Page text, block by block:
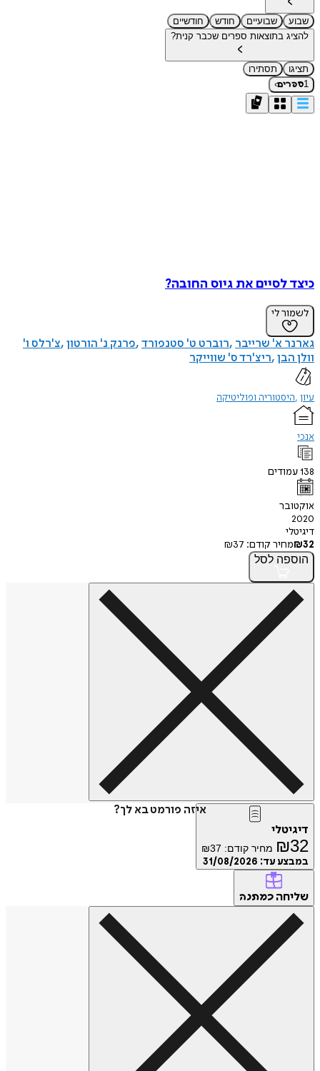
שבוע שבועיים חודש
חודשיים
להציג בתוצאות ספרים שכבר קנית?
תציגו
תסתירו
1ספרים›
כיצד לסיים את גיוס החובה?
לשמור לי
גארנר א' שרייבר רוברט ט' סטנפורד פרנק נ' הורטון צ'רלס ו'
וולן הבן ריצ'רד ס' שווייקר
עיון היסטוריה ופוליטיקה
אנכי
138עמודים
אוקטובר
2020
דיגיטלי
₪32 מחיר קודם: ₪37
הוספה לסל
איזה פורמט בא לך?
דיגיטלי
₪32 מחיר קודם: ₪37
במבצע עד: 31/08/2026
שליחה כמתנה